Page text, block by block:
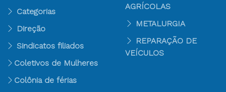
Categorias
Direção
Sindicatos filiados
Coletivos de Mulheres
Colônia de férias
AGRÍCOLAS
METALURGIA
REPARAÇÃO DE
VEÍCULOS